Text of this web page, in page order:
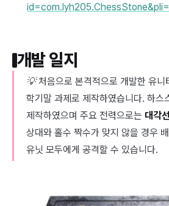
개발 일지
💡 처음으로 본격적으로 개발한 유
학기말 과제로 제작하였습니다. 하스
제작하였으며 주요 전력으로는 대각
상대와 홀수 짝수가 맞지 않을 경우
유닛 모두에게 공격할 수 있습니다.